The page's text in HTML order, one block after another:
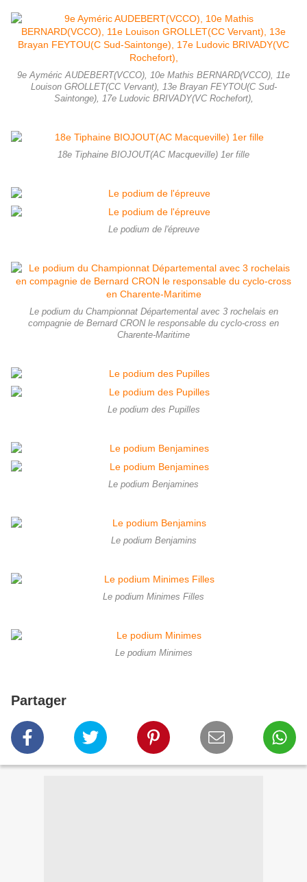
9e Ayméric AUDEBERT(VCCO), 10e Mathis BERNARD(VCCO), 11e
Louison GROLLET(CC Vervant), 13e Brayan FEYTOU(C Sud-
Saintonge), 17e Ludovic BRIVADY(VC Rochefort),
18e Tiphaine BIOJOUT(AC Macqueville) 1er fille
Le podium de l'épreuve
Le podium du Championnat Départemental avec 3 rochelais en
compagnie de Bernard CRON le responsable du cyclo-cross en
Charente-Maritime
Le podium des Pupilles
Le podium Benjamines
Le podium Benjamins
Le podium Minimes Filles
Le podium Minimes
Partager